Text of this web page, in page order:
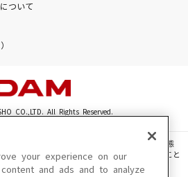
ついて
CO.,LTD. All Rights Reserved.
文章・画像・写真・動画・音声等を、手段や形態
超えて無断で複製、転載、ファイル化などすること
your experience on our
and ads and to analyze